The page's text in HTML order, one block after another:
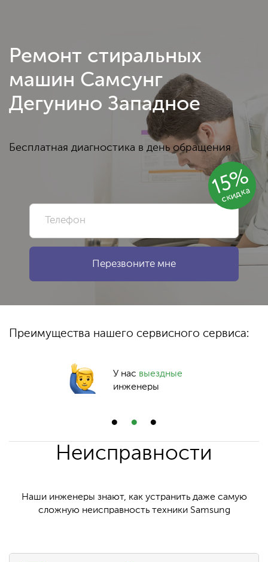
15%
скидка
Ремонт стиральных
машин Самсунг
Дегунино Западное
Бесплатная диагностика в день обращения
Преимущества нашего сервисного сервиса:
У нас выездные
инженеры
Неисправности
Наши инженеры знают, как устранить даже самую
сложную неисправность техники Samsung